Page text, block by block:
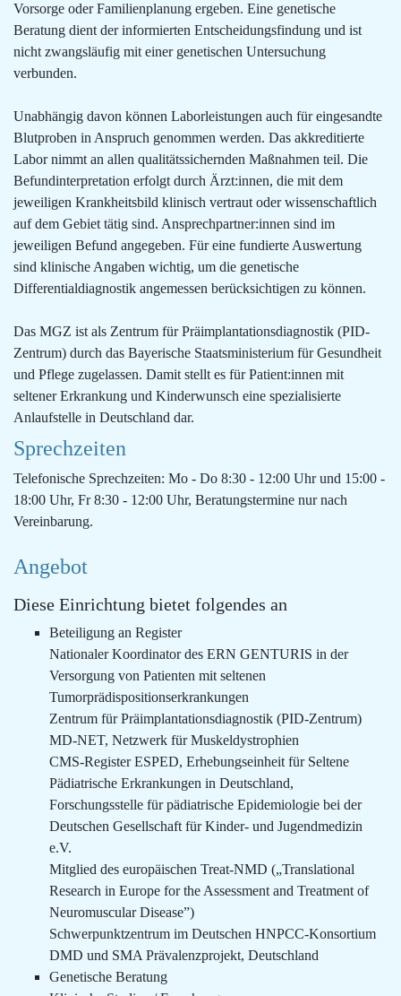
Vorsorge oder Familienplanung ergeben. Eine genetische
Beratung dient der informierten Entscheidungsfindung und ist
nicht zwangsläufig mit einer genetischen Untersuchung
verbunden.
Unabhängig davon können Laborleistungen auch für eingesandte
Blutproben in Anspruch genommen werden. Das akkreditierte
Labor nimmt an allen qualitätssichernden Maßnahmen teil. Die
Befundinterpretation erfolgt durch Ärzt:innen, die mit dem
jeweiligen Krankheitsbild klinisch vertraut oder wissenschaftlich
auf dem Gebiet tätig sind. Ansprechpartner:innen sind im
jeweiligen Befund angegeben. Für eine fundierte Auswertung
sind klinische Angaben wichtig, um die genetische
Differentialdiagnostik angemessen berücksichtigen zu können.
Das MGZ ist als Zentrum für Präimplantationsdiagnostik (PID-
Zentrum) durch das Bayerische Staatsministerium für Gesundheit
und Pflege zugelassen. Damit stellt es für Patient:innen mit
seltener Erkrankung und Kinderwunsch eine spezialisierte
Anlaufstelle in Deutschland dar.
Sprechzeiten
Telefonische Sprechzeiten: Mo - Do 8:30 - 12:00 Uhr und 15:00 -
18:00 Uhr, Fr 8:30 - 12:00 Uhr, Beratungstermine nur nach
Vereinbarung.
Angebot
Diese Einrichtung bietet folgendes an
Beteiligung an Register
Nationaler Koordinator des ERN GENTURIS in der
Versorgung von Patienten mit seltenen
Tumorprädispositionserkrankungen
Zentrum für Präimplantationsdiagnostik (PID-Zentrum)
MD-NET, Netzwerk für Muskeldystrophien
CMS-Register ESPED, Erhebungseinheit für Seltene
Pädiatrische Erkrankungen in Deutschland,
Forschungsstelle für pädiatrische Epidemiologie bei der
Deutschen Gesellschaft für Kinder- und Jugendmedizin
e.V.
Mitglied des europäischen Treat-NMD („Translational
Research in Europe for the Assessment and Treatment of
Neuromuscular Disease”)
Schwerpunktzentrum im Deutschen HNPCC-Konsortium
DMD und SMA Prävalenzprojekt, Deutschland
Genetische Beratung